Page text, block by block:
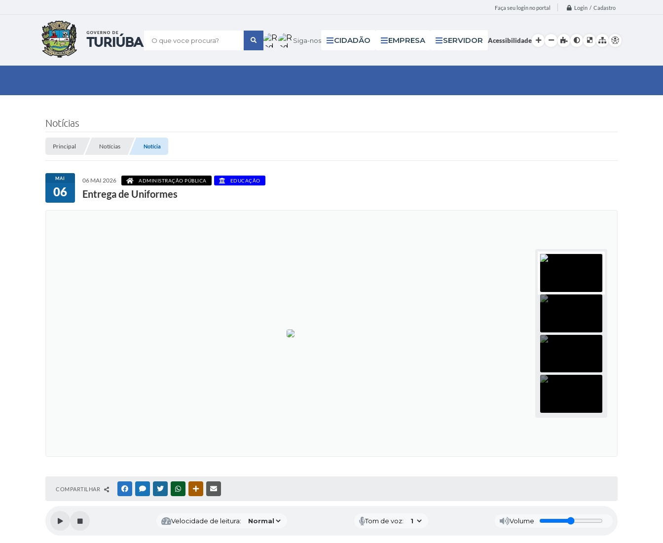
Faça seu login no portal Login / Cadastro
O que voce procura? Siga-nos CIDADÃO EMPRESA SERVIDOR Acessibilidade
Notícias
Principal Notícias Notícia
MAI
06
06 MAI 2026 ADMINISTRAÇÃO PÚBLICA EDUCAÇÃO
Entrega de Uniformes
COMPARTILHAR FACEBOOKMESSENGER
TWITTERWHATSAPPOUTRAS MÍDIAS
Velocidade de leitura: Tom de voz: Volume